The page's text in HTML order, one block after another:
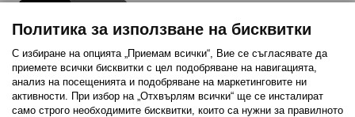
Последвайте ни:
FacebookTwitterYoutubePinterestInstagram
Политика за използване на бисквитки
С избиране на опцията „Приемам всички“, Вие се съгласявате да
приемете всички бисквитки с цел подобряване на навигацията,
анализ на посещенията и подобряване на маркетинговите ни
активности. При избор на „Отхвърлям всички“ ще се инсталират
само строго необходимитe бисквитки, които са нужни за правилното